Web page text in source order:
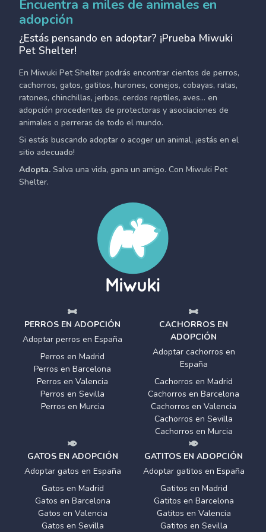
Encuentra a miles de animales en
adopción
¿Estás pensando en adoptar? ¡Prueba Miwuki
Pet Shelter!
En Miwuki Pet Shelter podrás encontrar cientos de perros,
cachorros, gatos, gatitos, hurones, conejos, cobayas, ratas,
ratones, chinchillas, jerbos, cerdos reptiles, aves... en
adopción procedentes de protectoras y asociaciones de
animales o perreras de todo el mundo.
Si estás buscando adoptar o acoger un animal, ¡estás en el
sitio adecuado!
Adopta. Salva una vida, gana un amigo. Con Miwuki Pet
Shelter.
PERROS EN ADOPCIÓN
Adoptar perros en España
Perros en Madrid
Perros en Barcelona
Perros en Valencia
Perros en Sevilla
Perros en Murcia
CACHORROS EN
ADOPCIÓN
Adoptar cachorros en
España
Cachorros en Madrid
Cachorros en Barcelona
Cachorros en Valencia
Cachorros en Sevilla
Cachorros en Murcia
GATOS EN ADOPCIÓN
Adoptar gatos en España
Gatos en Madrid
Gatos en Barcelona
Gatos en Valencia
Gatos en Sevilla
GATITOS EN ADOPCIÓN
Adoptar gatitos en España
Gatitos en Madrid
Gatitos en Barcelona
Gatitos en Valencia
Gatitos en Sevilla